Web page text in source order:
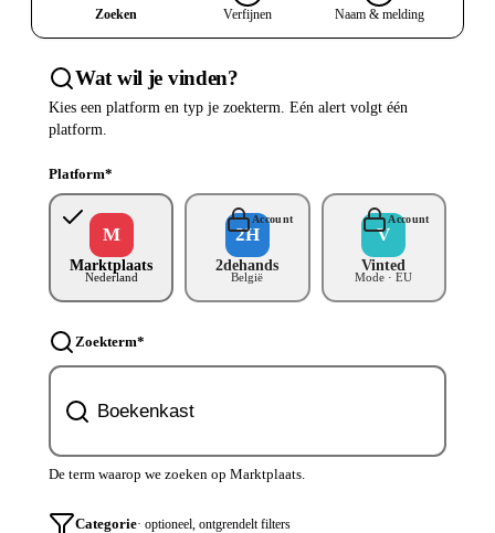
Zoeken
Verfijnen
Naam & melding
Wat wil je vinden?
Kies een platform en typ je zoekterm. Eén alert volgt één
platform.
Platform*
M
Marktplaats
Nederland
Account
2H
2dehands
België
Account
V
Vinted
Mode · EU
Zoekterm*
De term waarop we zoeken op Marktplaats.
Categorie· optioneel, ontgrendelt filters